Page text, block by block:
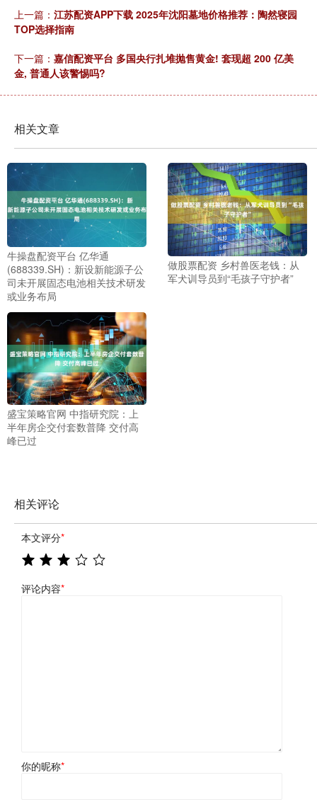
上一篇： 江苏配资APP下载 2025年沈阳墓地价格推荐：陶然寝园
TOP选择指南
下一篇： 嘉信配资平台 多国央行扎堆抛售黄金! 套现超 200 亿美
金, 普通人该警惕吗?
相关文章
牛操盘配资平台 亿华通
(688339.SH)：新设新能源子公
司未开展固态电池相关技术研发
或业务布局
做股票配资 乡村兽医老钱：从
军犬训导员到“毛孩子守护者”
盛宝策略官网 中指研究院：上
半年房企交付套数普降 交付高
峰已过
相关评论
本文评分*
评论内容*
你的昵称*